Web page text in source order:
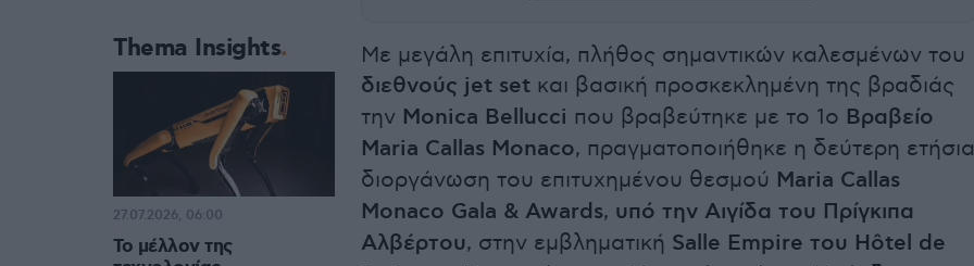
Με μεγάλη επιτυχία, πλήθος σημαντικών καλεσμένων του
διεθνούς jet set και βασική προσκεκλημένη της βραδιάς
την Monica Bellucci που βραβεύτηκε με το 1ο Βραβείο
Maria Callas Monaco, πραγματοποιήθηκε η δεύτερη ετήσια
διοργάνωση του επιτυχημένου θεσμού Maria Callas
Monaco Gala & Awards, υπό την Αιγίδα του Πρίγκιπα
Αλβέρτου, στην εμβληματική Salle Empire του Hôtel de
Thema Insights
Το μέλλον της
27.07.2026, 06:00